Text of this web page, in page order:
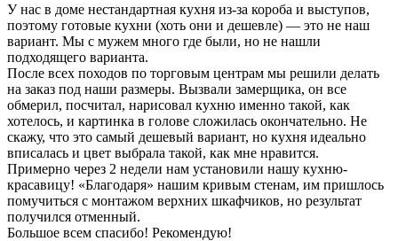
У нас в доме нестандартная кухня из-за короба и выступов,
поэтому готовые кухни (хоть они и дешевле) — это не наш
вариант. Мы с мужем много где были, но не нашли
подходящего варианта.
После всех походов по торговым центрам мы решили делать
на заказ под наши размеры. Вызвали замерщика, он все
обмерил, посчитал, нарисовал кухню именно такой, как
хотелось, и картинка в голове сложилась окончательно. Не
скажу, что это самый дешевый вариант, но кухня идеально
вписалась и цвет выбрала такой, как мне нравится.
Примерно через 2 недели нам установили нашу кухню-
красавицу! «Благодаря» нашим кривым стенам, им пришлось
помучиться с монтажом верхних шкафчиков, но результат
получился отменный.
Большое всем спасибо! Рекомендую!